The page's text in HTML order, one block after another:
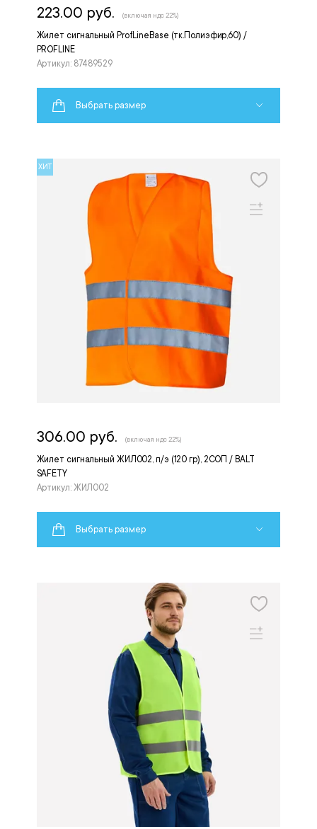
Жилет сигнальный ProfLineBase (тк.Полиэфир,60) /
PROFLINE
Артикул: 87489529
223.00 руб. (включая ндс 22%)
Выбрать размер
ХИТ
Жилет сигнальный ЖИЛ002, п/э (120 гр), 2СОП / BALT
SAFETY
Артикул: ЖИЛ002
306.00 руб. (включая ндс 22%)
Выбрать размер